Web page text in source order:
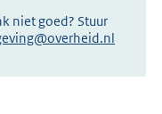
niet goed? Stuur